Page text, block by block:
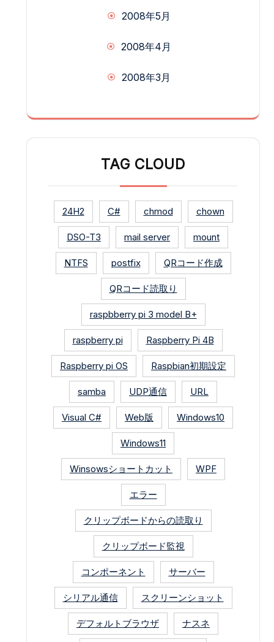
2008年5月
2008年4月
2008年3月
TAG CLOUD
24H2 C# chmod chown
DSO-T3 mail server mount
NTFS postfix QRコード作成
QRコード読取り
raspbberry pi 3 model B+
raspberry pi Raspberry Pi 4B
Raspberry pi OS Raspbian初期設定
samba UDP通信 URL
Visual C# Web版 Windows10
Windows11
Winsowsショートカット WPF
エラー
クリップボードからの読取り
クリップボード監視
コンポーネント サーバー
シリアル通信 スクリーンショット
デフォルトブラウザ ナスネ